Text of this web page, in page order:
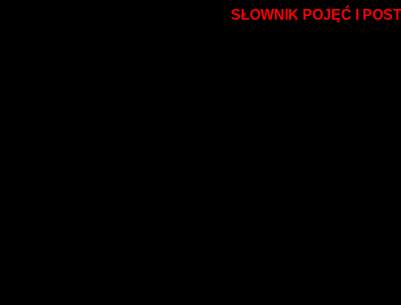
SŁOWNIK POJĘĆ I